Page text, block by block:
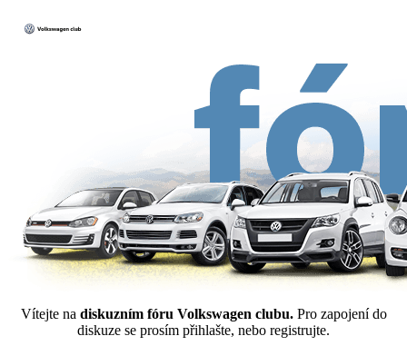
Vítejte na diskuzním fóru Volkswagen clubu. Pro zapojení do
diskuze se prosím přihlašte, nebo registrujte.